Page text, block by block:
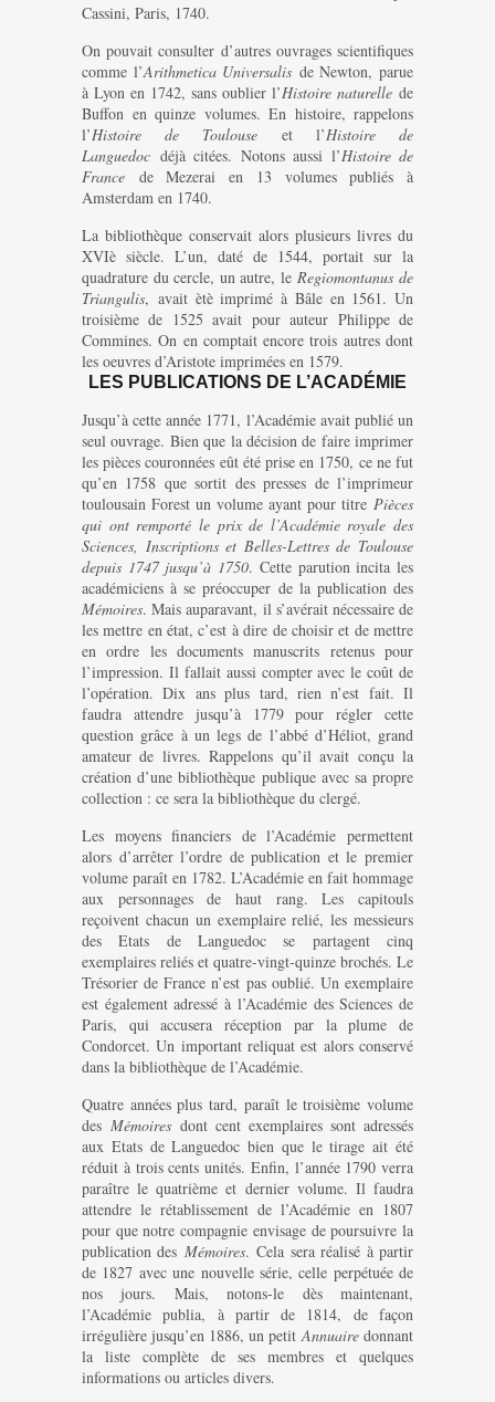
Cassini, Paris, 1740.
On pouvait consulter d’autres ouvrages scientifiques
comme l’Arithmetica Universalis de Newton, parue
à Lyon en 1742, sans oublier l’Histoire naturelle de
Buffon en quinze volumes. En histoire, rappelons
l’Histoire de Toulouse et l’Histoire de
Languedoc déjà citées. Notons aussi l’Histoire de
France de Mezerai en 13 volumes publiés à
Amsterdam en 1740.
La bibliothèque conservait alors plusieurs livres du
XVIè siècle. L’un, daté de 1544, portait sur la
quadrature du cercle, un autre, leRegiomontanus de
Triangulis, avait ètè imprimé à Bâle en 1561. Un
troisième de 1525 avait pour auteur Philippe de
Commines. On en comptait encore trois autres dont
les oeuvres d’Aristote imprimées en 1579.
LES PUBLICATIONS DE L’ACADÉMIE
Jusqu’à cette année 1771, l’Académie avait publié un
seul ouvrage. Bien que la décision de faire imprimer
les pièces couronnées eût été prise en 1750, ce ne fut
qu’en 1758 que sortit des presses de l’imprimeur
toulousain Forest un volume ayant pour titre Pièces
qui ont remporté le prix de l’Académie royale des
Sciences, Inscriptions et Belles-Lettres de Toulouse
depuis 1747 jusqu’à 1750. Cette parution incita les
académiciens à se préoccuper de la publication des
Mémoires. Mais auparavant, il s’avérait nécessaire de
les mettre en état, c’est à dire de choisir et de mettre
en ordre les documents manuscrits retenus pour
l’impression. Il fallait aussi compter avec le coût de
l’opération. Dix ans plus tard, rien n’est fait. Il
faudra attendre jusqu’à 1779 pour régler cette
question grâce à un legs de l’abbé d’Héliot, grand
amateur de livres. Rappelons qu’il avait conçu la
création d’une bibliothèque publique avec sa propre
collection : ce sera la bibliothèque du clergé.
Les moyens financiers de l’Académie permettent
alors d’arrêter l’ordre de publication et le premier
volume paraît en 1782. L’Académie en fait hommage
aux personnages de haut rang. Les capitouls
reçoivent chacun un exemplaire relié, les messieurs
des Etats de Languedoc se partagent cinq
exemplaires reliés et quatre-vingt-quinze brochés. Le
Trésorier de France n’est pas oublié. Un exemplaire
est également adressé à l’Académie des Sciences de
Paris, qui accusera réception par la plume de
Condorcet. Un important reliquat est alors conservé
dans la bibliothèque de l’Académie.
Quatre années plus tard, paraît le troisième volume
des Mémoires dont cent exemplaires sont adressés
aux Etats de Languedoc bien que le tirage ait été
réduit à trois cents unités. Enfin, l’année 1790 verra
paraître le quatrième et dernier volume. Il faudra
attendre le rétablissement de l’Académie en 1807
pour que notre compagnie envisage de poursuivre la
publication des Mémoires. Cela sera réalisé à partir
de 1827 avec une nouvelle série, celle perpétuée de
nos jours. Mais, notons-le dès maintenant,
l’Académie publia, à partir de 1814, de façon
irrégulière jusqu’en 1886, un petitAnnuaire donnant
la liste complète de ses membres et quelques
informations ou articles divers.